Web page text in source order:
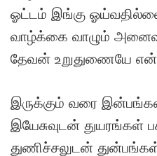
ஓட்டம் இங்கு
வாழ்க்கை வாழும்
தேவன் உறுதுணையே
இருக்கும் வரை
இயேசுவுடன் துயரங்கள்
துணிச்சலுடன்